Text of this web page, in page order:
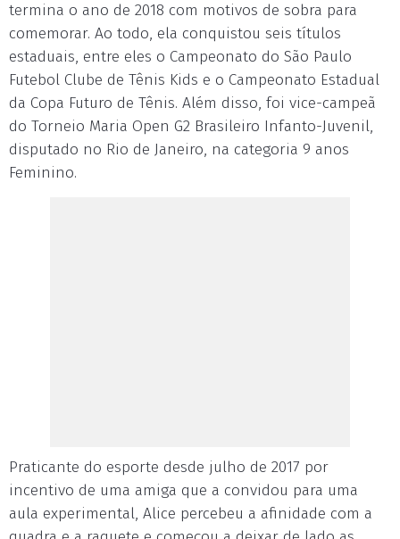
termina o ano de 2018 com motivos de sobra para
comemorar. Ao todo, ela conquistou seis títulos
estaduais, entre eles o Campeonato do São Paulo
Futebol Clube de Tênis Kids e o Campeonato Estadual
da Copa Futuro de Tênis. Além disso, foi vice-campeã
do Torneio Maria Open G2 Brasileiro Infanto-Juvenil,
disputado no Rio de Janeiro, na categoria 9 anos
Feminino.
Praticante do esporte desde julho de 2017 por
incentivo de uma amiga que a convidou para uma
aula experimental, Alice percebeu a afinidade com a